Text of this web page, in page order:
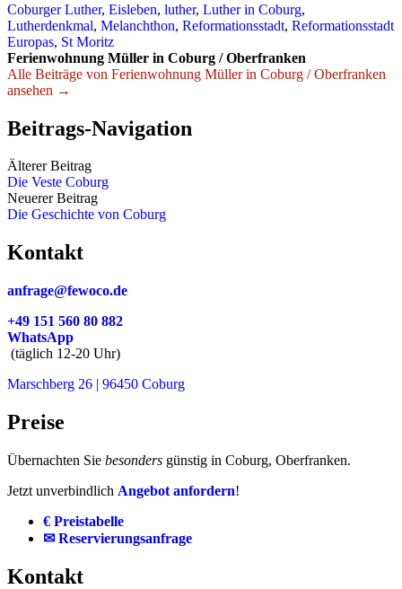
Coburger Luther, Eisleben, luther, Luther in Coburg,
Lutherdenkmal, Melanchthon, Reformationsstadt, Reformationsstadt
Europas, St Moritz
Ferienwohnung Müller in Coburg / Oberfranken
Alle Beiträge von Ferienwohnung Müller in Coburg / Oberfranken
ansehen →
Beitrags-Navigation
Älterer Beitrag
Die Veste Coburg
Neuerer Beitrag
Die Geschichte von Coburg
Kontakt
anfrage@fewoco.de
+49 151 560 80 882
WhatsApp
(täglich 12-20 Uhr)
Marschberg 26 | 96450 Coburg
Preise
Übernachten Sie besonders günstig in Coburg, Oberfranken.
Jetzt unverbindlich Angebot anfordern!
€ Preistabelle
✉ Reservierungsanfrage
Kontakt